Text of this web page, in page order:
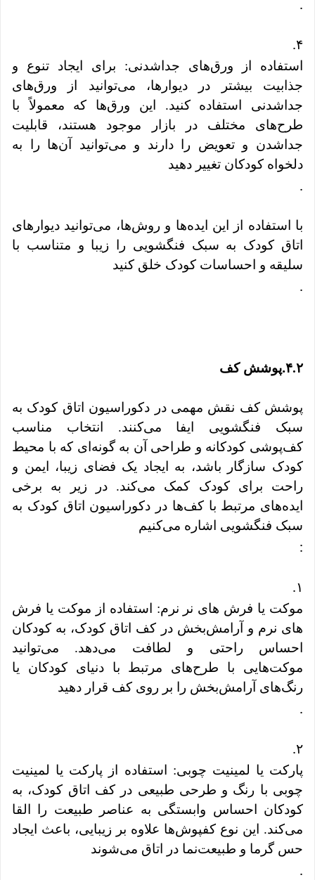
.
۴.
استفاده از ورق‌های جداشدنی: برای ایجاد تنوع و
جذابیت بیشتر در دیوارها، می‌توانید از ورق‌های
جداشدنی استفاده کنید. این ورق‌ها که معمولاً با
طرح‌های مختلف در بازار موجود هستند، قابلیت
جداشدن و تعویض را دارند و می‌توانید آن‌ها را به
دلخواه کودکان تغییر دهید
.
با استفاده از این ایده‌ها و روش‌ها، می‌توانید دیوارهای
اتاق کودک به سبک فنگشویی را زیبا و متناسب با
سلیقه و احساسات کودک خلق کنید
.
۴.۲.پوشش کف
پوشش کف نقش مهمی در دکوراسیون اتاق کودک به
سبک فنگشویی ایفا می‌کنند. انتخاب مناسب
کف‌پوشی کودکانه و طراحی آن به گونه‌ای که با محیط
کودک سازگار باشد، به ایجاد یک فضای زیبا، ایمن و
راحت برای کودک کمک می‌کند. در زیر به برخی
ایده‌های مرتبط با کف‌ها در دکوراسیون اتاق کودک به
سبک فنگشویی اشاره می‌کنیم
:
۱.
موکت یا فرش های نر نرم: استفاده از موکت یا فرش
های نرم و آرامش‌بخش در کف اتاق کودک، به کودکان
احساس راحتی و لطافت می‌دهد. می‌توانید
موکت‌هایی با طرح‌های مرتبط با دنیای کودکان یا
رنگ‌های آرامش‌بخش را بر روی کف قرار دهید
.
۲.
پارکت یا لمینیت چوبی: استفاده از پارکت یا لمینیت
چوبی با رنگ و طرحی طبیعی در کف اتاق کودک، به
کودکان احساس وابستگی به عناصر طبیعت را القا
می‌کند. این نوع کفپوش‌ها علاوه بر زیبایی، باعث ایجاد
حس گرما و طبیعت‌نما در اتاق می‌شوند
.